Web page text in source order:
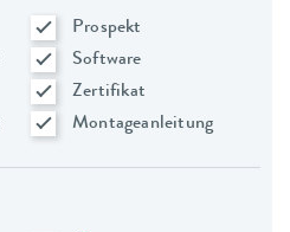
Prospekt
Software
Zertifikat
Montageanleitung